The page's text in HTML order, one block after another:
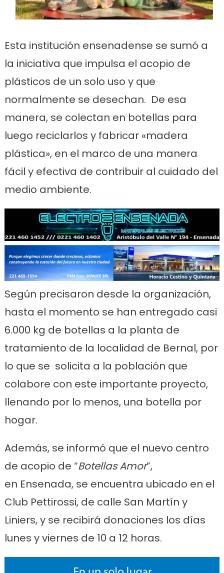
Esta institución ensenadense se sumó a
la iniciativa que impulsa el acopio de
plásticos de un solo uso y que
normalmente se desechan. De esa
manera, se colectan en botellas para
luego reciclarlos y fabricar «madera
plástica», en el marco de una manera
fácil y efectiva de contribuir al cuidado del
medio ambiente.
Según precisaron desde la organización,
hasta el momento se han entregado casi
6.000 kg de botellas a la planta de
tratamiento de la localidad de Bernal, por
lo que se solicita a la población que
colabore con este importante proyecto,
llenando por lo menos, una botella por
hogar.
Además, se informó que el nuevo centro
de acopio de “Botellas Amor”,
en Ensenada, se encuentra ubicado en el
Club Pettirossi, de calle San Martín y
Liniers, y se recibirá donaciones los días
lunes y viernes de 10 a 12 horas.